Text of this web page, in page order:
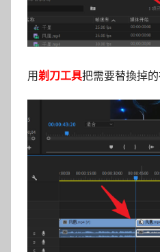
用剃刀工具把需要替換掉